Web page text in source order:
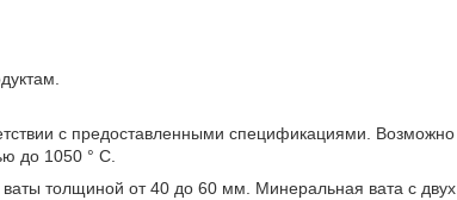
с предоставленными спецификациями. Возможно
до 1050 ° C.
толщиной от 40 до 60 мм. Минеральная вата с двух